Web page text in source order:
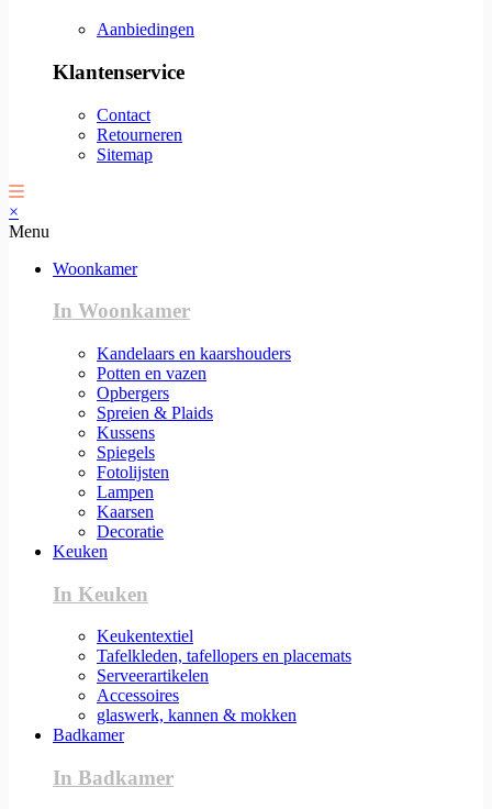
Aanbiedingen
Klantenservice
Contact
Retourneren
Sitemap
×
Menu
Woonkamer
In Woonkamer
Kandelaars en kaarshouders
Potten en vazen
Opbergers
Spreien & Plaids
Kussens
Spiegels
Fotolijsten
Lampen
Kaarsen
Decoratie
Keuken
In Keuken
Keukentextiel
Tafelkleden, tafellopers en placemats
Serveerartikelen
Accessoires
glaswerk, kannen & mokken
Badkamer
In Badkamer